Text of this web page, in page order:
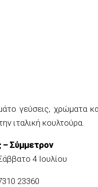
γεύσεις, χρώματα
ιταλική κουλτούρα.
Σύμμετρον
4 Ιουλίου
23360